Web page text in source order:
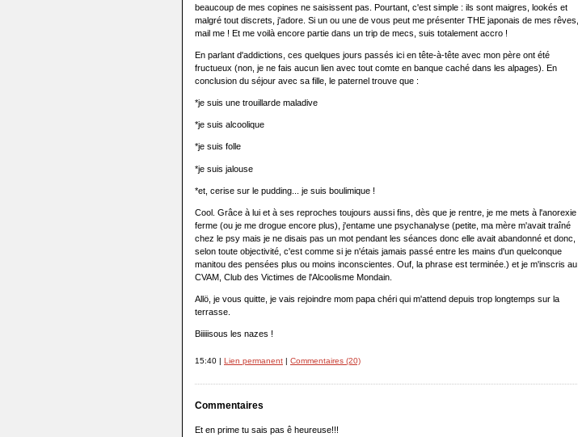
beaucoup de mes copines ne saisissent pas. Pourtant, c'est simple : ils sont maigres, lookés et
malgré tout discrets, j'adore. Si un ou une de vous peut me présenter THE japonais de mes rêves,
mail me ! Et me voilà encore partie dans un trip de mecs, suis totalement accro !
En parlant d'addictions, ces quelques jours passés ici en tête-à-tête avec mon père ont été
fructueux (non, je ne fais aucun lien avec tout comte en banque caché dans les alpages). En
conclusion du séjour avec sa fille, le paternel trouve que :
*je suis une trouillarde maladive
*je suis alcoolique
*je suis folle
*je suis jalouse
*et, cerise sur le pudding... je suis boulimique !
Cool. Grâce à lui et à ses reproches toujours aussi fins, dès que je rentre, je me mets à l'anorexie
ferme (ou je me drogue encore plus), j'entame une psychanalyse (petite, ma mère m'avait traîné
chez le psy mais je ne disais pas un mot pendant les séances donc elle avait abandonné et donc,
selon toute objectivité, c'est comme si je n'étais jamais passé entre les mains d'un quelconque
manitou des pensées plus ou moins inconscientes. Ouf, la phrase est terminée.) et je m'inscris au
CVAM, Club des Victimes de l'Alcoolisme Mondain.
Allö, je vous quitte, je vais rejoindre mom papa chéri qui m'attend depuis trop longtemps sur la
terrasse.
Biiiiisous les nazes !
15:40 | Lien permanent | Commentaires (20)
Commentaires
Et en prime tu sais pas ê heureuse!!!